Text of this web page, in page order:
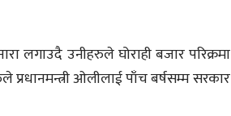
लगाउदै उनीहरुले घोराही बजार परिक्रमा
ओलीलाई पाँच बर्षसम्म सरकार